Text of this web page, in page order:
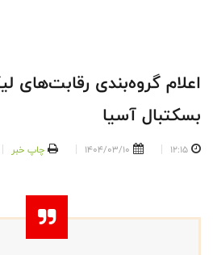
اعلام گروه‌بندی رقابت‌های
بسکتبال آسیا
12:15
1404/03/10 چاپ خبر